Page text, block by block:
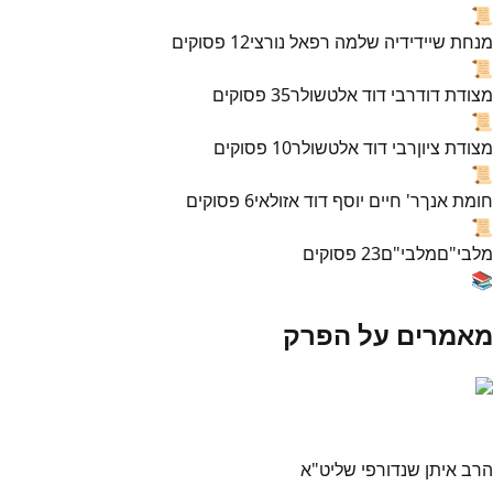
📜
מנחת שיידידיה שלמה רפאל נורצי12 פסוקים
📜
מצודת דודרבי דוד אלטשולר35 פסוקים
📜
מצודת ציוןרבי דוד אלטשולר10 פסוקים
📜
חומת אנךר' חיים יוסף דוד אזולאי6 פסוקים
📜
מלבי"םמלבי"ם23 פסוקים
📚
מאמרים על הפרק
הרב איתן שנדורפי שליט"א